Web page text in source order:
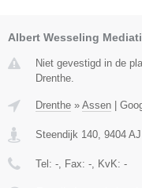
Albert Wesseling
Niet gevestigd in de
Drenthe.
Drenthe » Assen
Steendijk 140 9404 AJ
Tel: - , Fax: - , KvK: -